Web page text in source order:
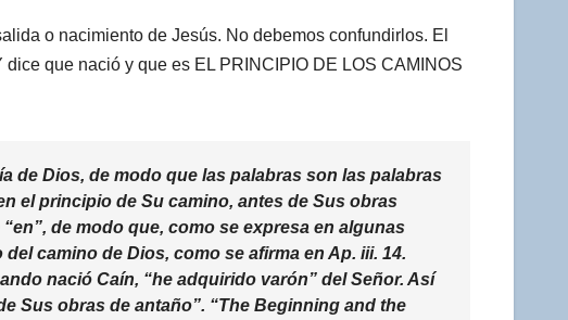
o nacimiento de Jesús. No debemos confundirlos. El
que nació y que es EL PRINCIPIO DE LOS CAMINOS
de Dios, de modo que las palabras son las palabras
el principio de Su camino, antes de Sus obras
de modo que, como se expresa en algunas
camino de Dios, como se afirma en Ap. iii. 14.
nació Caín, “he adquirido varón” del Señor. Así
Sus obras de antaño”. “The Beginning and the